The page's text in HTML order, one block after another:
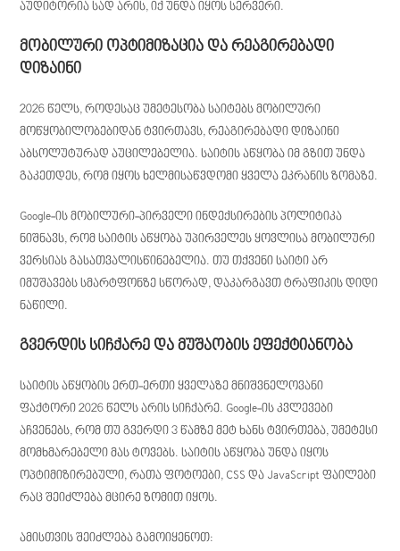
აუდიტორია სად არის, იქ უნდა იყოს სერვერი.
მობილური ოპტიმიზაცია და რეაგირებადი
დიზაინი
2026 წელს, როდესაც უმეტესობა საიტებს მობილური
მოწყობილობებიდან ტვირთავს, რეაგირებადი დიზაინი
აბსოლუტურად აუცილებელია. საიტის აწყობა იმ გზით უნდა
გაკეთდეს, რომ იყოს ხელმისაწვდომი ყველა ეკრანის ზომაზე.
Google-ის მობილური-პირველი ინდექსირების პოლიტიკა
ნიშნავს, რომ საიტის აწყობა უპირველეს ყოვლისა მობილური
ვერსიას გასათვალისწინებელია. თუ თქვენი საიტი არ
იმუშავებს სმარტფონზე სწორად, დაკარგავთ ტრაფიკის დიდი
ნაწილი.
გვერდის სიჩქარე და მუშაობის ეფექტიანობა
საიტის აწყობის ერთ-ერთი ყველაზე მნიშვნელოვანი
ფაქტორი 2026 წელს არის სიჩქარე. Google-ის კვლევები
აჩვენებს, რომ თუ გვერდი 3 წამზე მეტ ხანს ტვირთება, უმეტესი
მომხმარებელი მას ტოვებს. საიტის აწყობა უნდა იყოს
ოპტიმიზირებული, რათა ფოტოები, CSS და JavaScript ფაილები
რაც შეიძლება მცირე ზომით იყოს.
ამისთვის შეიძლება გამოიყენოთ: